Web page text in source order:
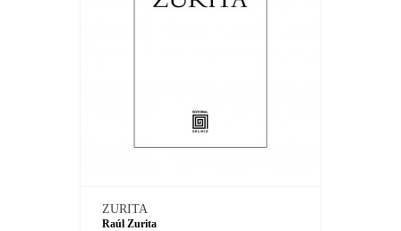
ZURITA
Raúl Zurita